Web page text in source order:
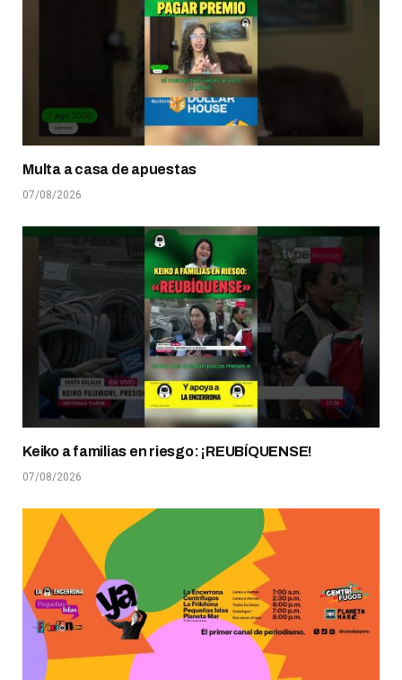
Multa a casa de apuestas
07/08/2026
Keiko a familias en riesgo: ¡REUBÍQUENSE!
07/08/2026